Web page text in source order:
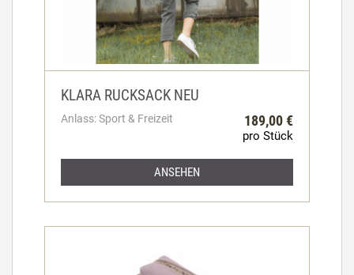
KLARA RUCKSACK NEU
Anlass: Sport & Freizeit 189,00 €
pro Stück
ANSEHEN